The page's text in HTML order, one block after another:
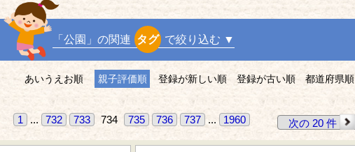
「公園」の関連 タグ で絞り込む ▼
あいうえお順 親子評価順 登録が新しい順 登録が古い順 都道府県順
1 ... 732 733 734 735 736 737 ... 1960 次の 20 件